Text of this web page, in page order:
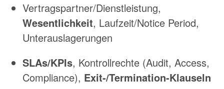
Vertragspartner/Dienstleistung,
Wesentlichkeit, Laufzeit/Notice Period,
Unterauslagerungen
SLAs/KPIs, Kontrollrechte (Audit, Access,
Compliance), Exit-/Termination-Klauseln